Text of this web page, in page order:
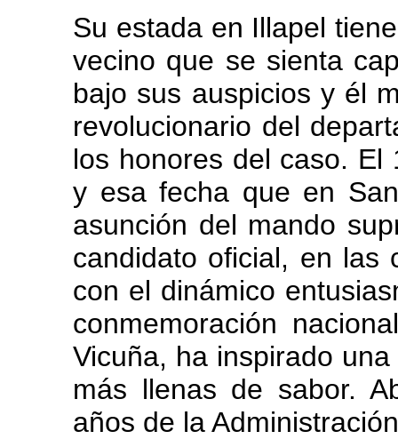
Su estada en Illapel
vecino que se sienta
bajo sus auspicios y él
revolucionario del
los honores del caso. El
y esa fecha que en
asunción del mando
candidato oficial, en las
con el dinámico
conmemoración
Vicuña, ha inspirado
más llenas de sabor.
años de la